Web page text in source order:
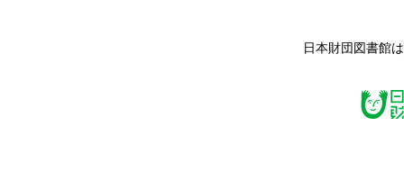
日本財団図書館